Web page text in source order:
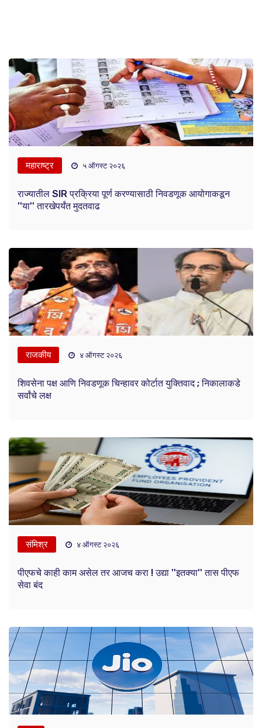
महाराष्ट्र ५ ऑगस्ट २०२६
राज्यातील SIR प्रक्रिया पूर्ण करण्यासाठी निवडणूक आयोगाकडून
''या'' तारखेपर्यंत मुदतवाढ
राजकीय ४ ऑगस्ट २०२६
शिवसेना पक्ष आणि निवडणूक चिन्हावर कोर्टात युक्तिवाद ; निकालाकडे
सर्वांचे लक्ष
संमिश्र ४ ऑगस्ट २०२६
पीएफचे काही काम असेल तर आजच करा ! उद्या ''इतक्या'' तास पीएफ
सेवा बंद